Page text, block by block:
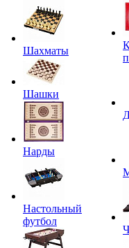
Шахматы
Шашки
Нарды
Настольный
футбол